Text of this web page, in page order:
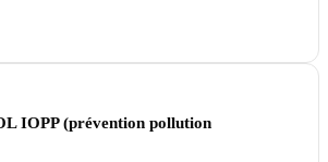
IOPP (prévention pollution